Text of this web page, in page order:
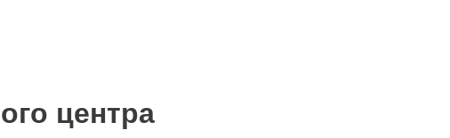
центра